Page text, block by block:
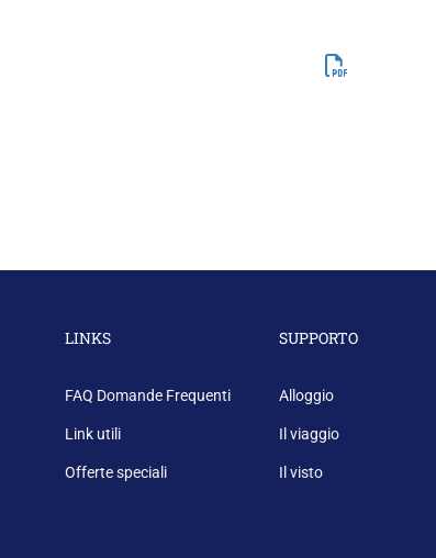
LINKS
FAQ Domande Frequenti
Link utili
Offerte speciali
SUPPORTO
Alloggio
Il viaggio
Il visto